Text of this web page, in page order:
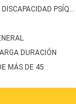
PERSONAS CON DISCAPACIDAD PSÍQUICA NO INSTITUCIONALIZADAS
DURACIÓN
MÁS DE 45